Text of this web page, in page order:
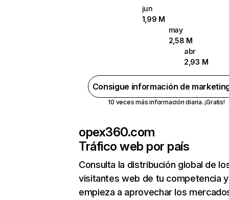
jun
1,99 M
may
2,58 M
abr
2,93 M
Consigue información de
10 veces más información diaria. ¡Gratis!
opex360.com
Tráfico web por país
Consulta la distribución global de
visitantes web de tu competencia y
empieza a aprovechar los